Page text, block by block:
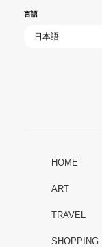
言語
HOME
ART
TRAVEL
SHOPPING